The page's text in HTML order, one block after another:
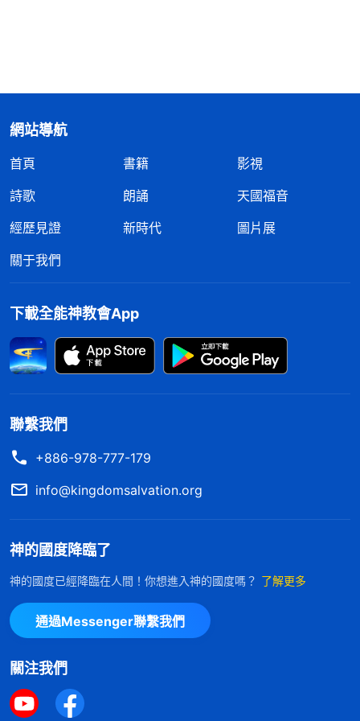
網站導航
首頁 書籍
影視
詩歌
朗誦
天國福音
經歷見證
新時代
圖片展
關于我們
下載全能神教會App
聯繫我們
+886-978-777-179
info@kingdomsalvation.org
神的國度降臨了
神的國度已經降臨在人間！你想進入神的國度嗎？ 了解更多
通過Messenger聯繫我們
關注我們